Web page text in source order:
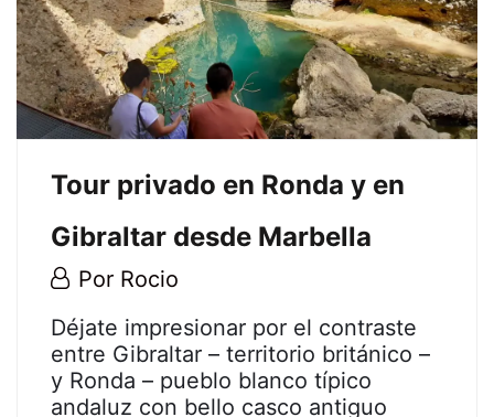
26
diciembre,
2024
2022-
12-
14T16:30:56+01:00
Tour privado en Ronda y en
Gibraltar desde Marbella
14
2022
Por Rocio
Tour
privado
Déjate impresionar por el contraste
entre Gibraltar – territorio británico –
y Ronda – pueblo blanco típico
andaluz con bello casco antiguo